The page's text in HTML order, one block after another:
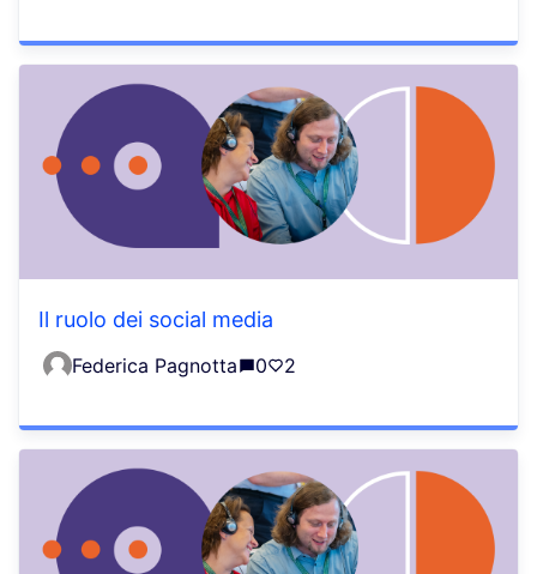
Il ruolo dei social media
Federica Pagnotta 0 2